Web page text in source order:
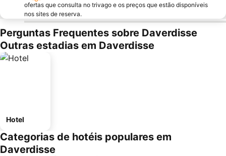
ofertas que consulta no trivago e os preços que estão disponíveis
nos sites de reserva.
Perguntas Frequentes sobre Daverdisse
Outras estadias em Daverdisse
Hotel
Categorias de hotéis populares em
Daverdisse